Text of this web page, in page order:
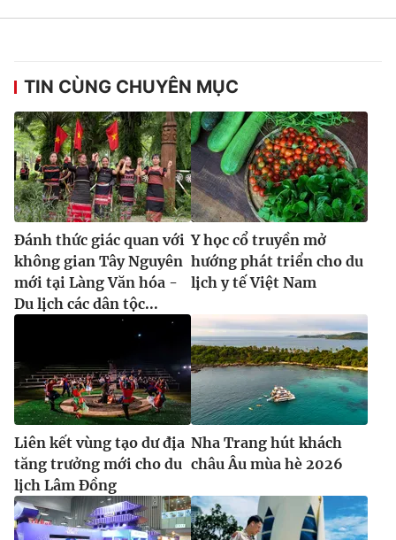
® Cấm sao chép dưới mọi hình thức nếu không có sự chấp
thuận bằng văn bản. Ghi rõ nguồn VTV.vn khi phát hành lại
TIN CÙNG CHUYÊN MỤC
Đánh thức giác quan với
không gian Tây Nguyên
mới tại Làng Văn hóa -
Du lịch các dân tộc...
Y học cổ truyền mở
hướng phát triển cho du
lịch y tế Việt Nam
Liên kết vùng tạo dư địa
tăng trưởng mới cho du
lịch Lâm Đồng
Nha Trang hút khách
châu Âu mùa hè 2026